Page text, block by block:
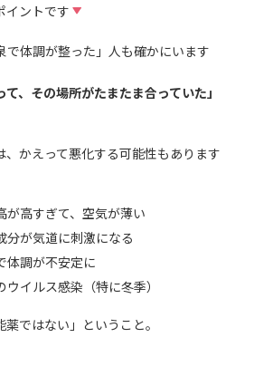
イントです
で体調が整った」人も確かにいます
、その場所がたまたま合っていた」
、かえって悪化する可能性もあります
が高すぎて、空気が薄い
分が気道に刺激になる
体調が不安定に
ウイルス感染（特に冬季）
ではない」ということ。